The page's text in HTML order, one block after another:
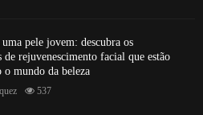
uma pele jovem: descubra os
de rejuvenescimento facial que estão
o mundo da beleza
537